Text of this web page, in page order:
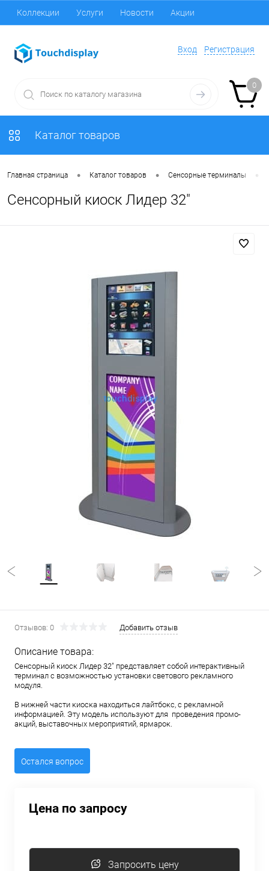
Коллекции Услуги Новости Акции
Вход Регистрация
0
Каталог товаров
Главная страница • Каталог товаров • Сенсорные терминалы •
Сенсорный киоск Лидер 32"
Отзывов: 0 Добавить отзыв
Описание товара:
Сенсорный киоск Лидер 32" представляет собой интерактивный
терминал с возможностью установки светового рекламного
модуля.
В нижней части киоска находиться лайтбокс, с рекламной
информацией. Эту модель используют для проведения промо-
акций, выставочных мероприятий, ярмарок.
Остался вопрос
Цена по запросу
Запросить цену